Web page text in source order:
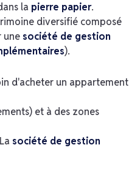
la pierre papier.
diversifié composé
une société de gestion
).
d'acheter un appartement
et à des zones
société de gestion